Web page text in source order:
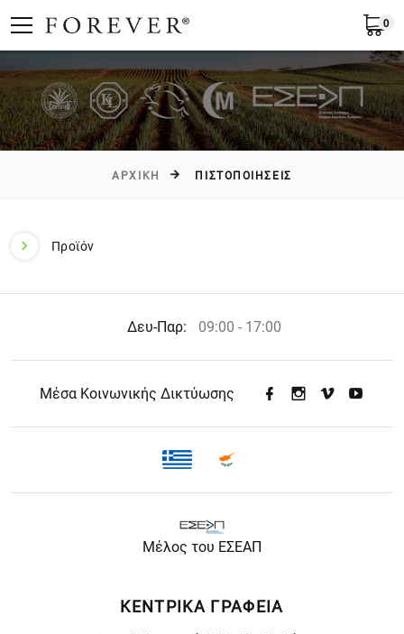
EL Ελλάδα Υποβολή
0
ΑΡΧΙΚΉ ΠΙΣΤΟΠΟΙΗΣΕΙΣ
Προϊόν
Δευ-Παρ: 09:00 - 17:00
Μέσα Κοινωνικής Δικτύωσης
Μέλος του ΕΣΕΑΠ
ΚΕΝΤΡΙΚΑ ΓΡΑΦΕΙΑ